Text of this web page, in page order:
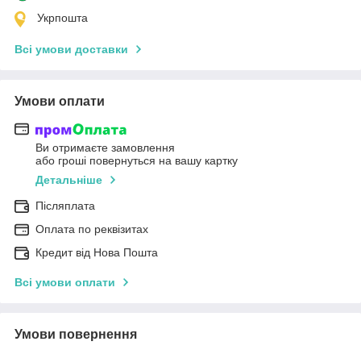
Укрпошта
Всі умови доставки
Умови оплати
Ви отримаєте замовлення
або гроші повернуться на вашу картку
Детальніше
Післяплата
Оплата по реквізитах
Кредит від Нова Пошта
Всі умови оплати
Умови повернення